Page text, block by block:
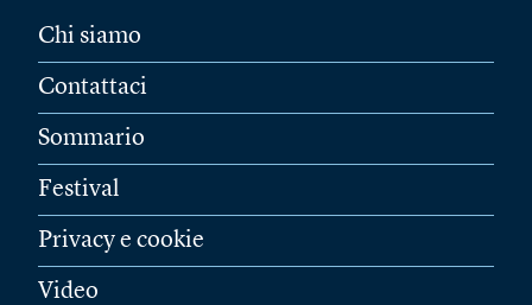
Chi siamo
Contattaci
Sommario
Festival
Privacy e cookie
Video